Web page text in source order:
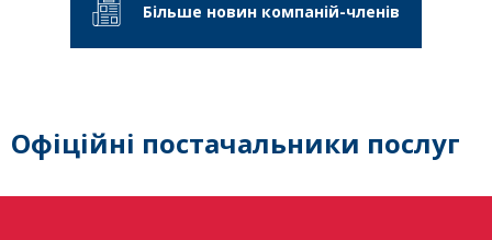
Більше новин компаній-членів
Офіційні постачальники послуг